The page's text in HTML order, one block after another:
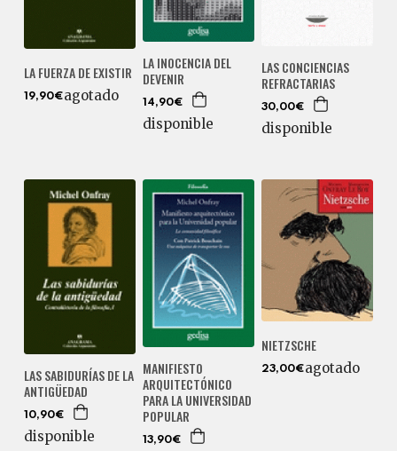
LA FUERZA DE EXISTIR
19,90€agotado
LA INOCENCIA DEL
DEVENIR
14,90€
disponible
LAS CONCIENCIAS
REFRACTARIAS
30,00€
disponible
LAS SABIDURÍAS DE LA
ANTIGÜEDAD
10,90€
disponible
MANIFIESTO
ARQUITECTÓNICO
PARA LA UNIVERSIDAD
POPULAR
13,90€
NIETZSCHE
23,00€agotado